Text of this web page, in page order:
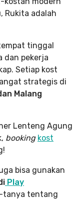
Rukita adalah
tinggal
dan pekerja
Setiap kost
strategis di
Malang
Lenteng Agung
booking kost
bisa gunakan
Play
tanya tentang